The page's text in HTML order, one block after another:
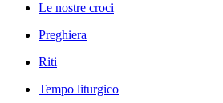
Le nostre croci
Preghiera
Riti
Tempo liturgico